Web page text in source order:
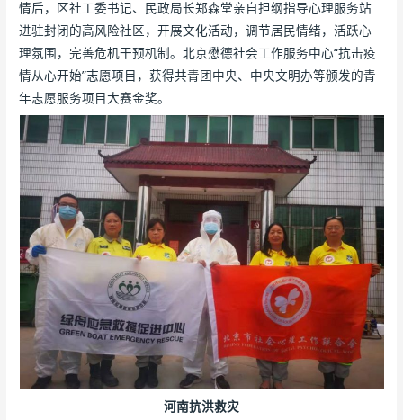
情后，区社工委书记、民政局长郑森堂亲自担纲指导心理服务站
进驻封闭的高风险社区，开展文化活动，调节居民情绪，活跃心
理氛围，完善危机干预机制。北京懋德社会工作服务中心“抗击疫
情从心开始”志愿项目，获得共青团中央、中央文明办等颁发的青
年志愿服务项目大赛金奖。
河南抗洪救灾